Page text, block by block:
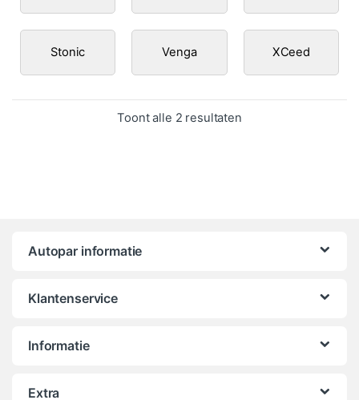
Stonic Venga XCeed
Toont alle 2 resultatenGesorteerd op
Autopar informatie
Klantenservice
Informatie
Extra